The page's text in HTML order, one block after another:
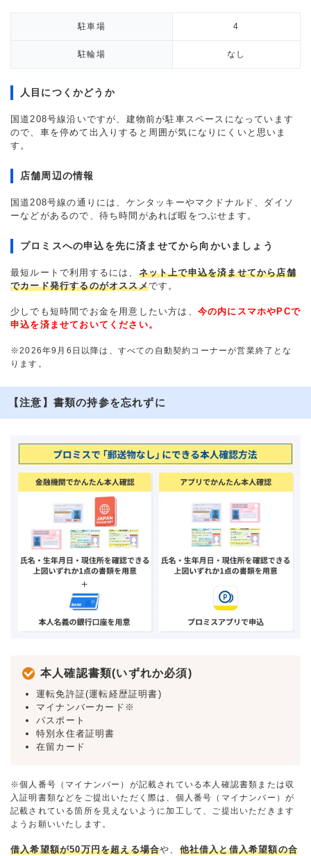
駐車場 4
駐輪場 なし
人目につくかどうか
国道208号線沿いですが、建物前が駐車スペースになっています
ので、車を停めて出入りすると周囲が気になりにくいと思いま
す。
店舗周辺の情報
国道208号線の通りには、ケンタッキーやマクドナルド、ダイソ
ーなどがあるので、待ち時間があれば暇をつぶせます。
プロミスへの申込を先に済ませてから向かいましょう
最短ルートで利用するには、 ネット上で申込を済ませてから店舗
でカード発行するのがオススメです。
少しでも短時間でお金を用意したい方は、 今の内にスマホやPCで
申込を済ませておいてください。
※2026年9月6日以降は、すべての自動契約コーナーが営業終了とな
ります。
【注意】書類の持参を忘れずに
本人確認書類(いずれか必須)
運転免許証(運転経歴証明書)
マイナンバーカード※
パスポート
特別永住者証明書
在留カード
※個人番号（マイナンバー）が記載されている本人確認書類または収
入証明書類などをご提出いただく際は、個人番号（マイナンバー）が
記載されている箇所を見えないように加工して、ご提出いただきます
ようお願いいたします。
借入希望額が50万円を超える場合や、 他社借入と借入希望額の合